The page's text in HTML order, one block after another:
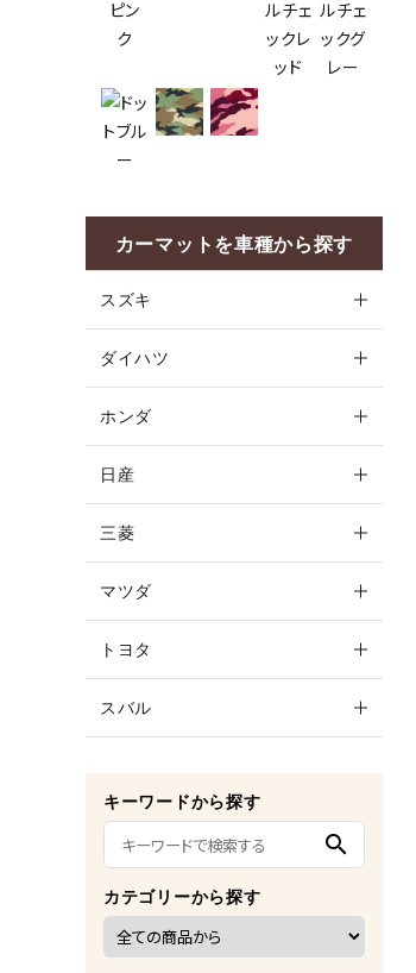
カーマットを車種から探す
スズキ
ダイハツ
ホンダ
日産
三菱
マツダ
トヨタ
スバル
キーワードから探す
search
カテゴリーから探す